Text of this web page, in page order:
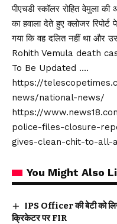
पीएचडी स्कॉलर रोहित वेमुला
का हवाला देते हुए क्लोजर रिपोर्ट
गया कि वह दलित नहीं था और
Rohith Vemula death
To Be Updated ….
https://
news/national-news/
https://
police-files-closure-
gives-clean-chit-to-all-
You Might Also
IPS Officer की बेटी को
क्रिकेटर पर FIR